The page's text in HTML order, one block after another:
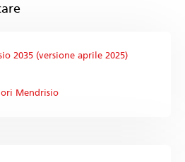
2035 (versione aprile 2025)
Mendrisio